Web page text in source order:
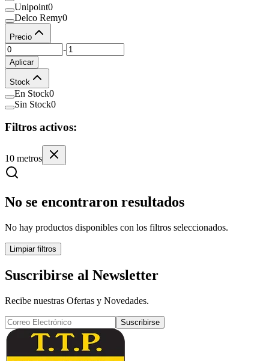
Unipoint0
Delco Remy0
Precio
-
Aplicar
Stock
En Stock0
Sin Stock0
Filtros activos:
10 metros
No se encontraron resultados
No hay productos disponibles con los filtros seleccionados.
Limpiar filtros
Suscribirse al Newsletter
Recibe nuestras Ofertas y Novedades.
Suscribirse